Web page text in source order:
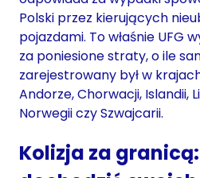
Polski przez kierujących
pojazdami. To właśnie UFG
za poniesione straty, o ile
zarejestrowany był w
Andorze, Chorwacji, Islandii,
Norwegii czy Szwajcarii.
Kolizja za